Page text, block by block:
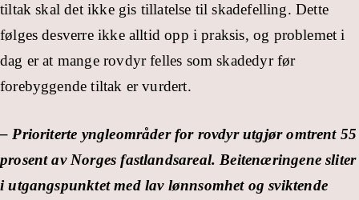
tiltak skal det ikke gis tillatelse til skadefelling. Dette
følges desverre ikke alltid opp i praksis, og problemet i
dag er at mange rovdyr felles som skadedyr før
forebyggende tiltak er vurdert.
– Prioriterte yngleområder for rovdyr utgjør omtrent 55
prosent av Norges fastlandsareal. Beitenæringene sliter
i utgangspunktet med lav lønnsomhet og sviktende